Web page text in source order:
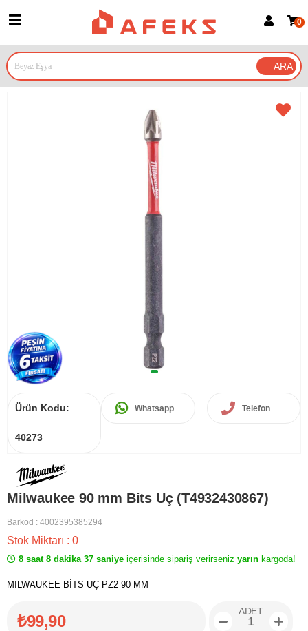
Google İle Bağlan
0
Ürün Kodu:
40273
Whatsapp Telefon
Milwaukee 90 mm Bits Uç (T4932430867)
Barkod : 4002395385294
Stok Miktarı : 0
8 saat 8 dakika 37 saniye içerisinde sipariş verirseniz yarın kargoda!
MILWAUKEE BİTS UÇ PZ2 90 MM
₺99,90
ADET